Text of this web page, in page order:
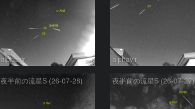
alphavir alphavir
夜半前の流星S (26-07-28) 夜半前の流星S (26-07-27)